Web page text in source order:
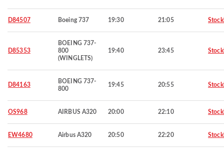
D84507 Boeing 737 19:30 21:05
D85353
BOEING 737-
800
(WINGLETS)
19:40 23:45
D84163
BOEING 737-
800
19:45 20:55
OS968 AIRBUS A320 20:00 22:10
EW4680 Airbus A320 20:50 22:20